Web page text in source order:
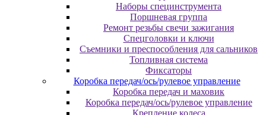
Наборы специнструмента
Поршневая группа
Ремонт резьбы свечи зажигания
Спецголовки и ключи
Съемники и преспособления для сальников
Топливная система
Фиксаторы
Коробка передач/ось/рулевое управление
Коробка передач и маховик
Коробка передач/ось/рулевое управление
Крепление колеса